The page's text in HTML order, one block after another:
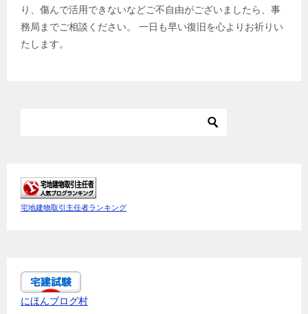
り、傷んで活用できないなどご不自由がございましたら、事
務局までご相談ください。 一日も早い復旧を心よりお祈りい
たします。
宅地建物取引主任者ランキング
にほんブログ村